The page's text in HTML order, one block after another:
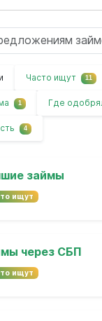
Часто ищут 11
1 Где
4
займы
ищут
через СБП
ищут